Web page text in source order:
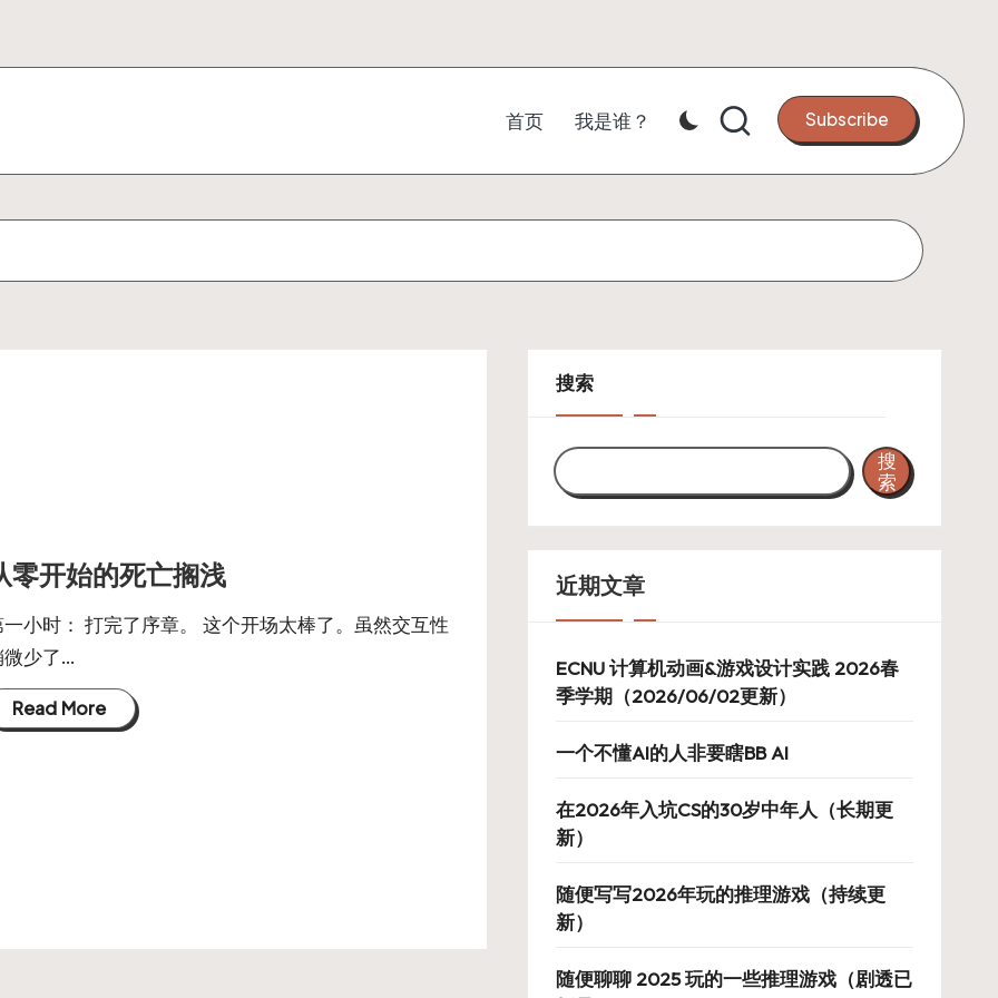
首页 我是谁？ Subscribe
零开始的死亡搁浅
小时： 打完了序章。 这个开场太棒了。虽然交互性
微少了…
Read More
搜索
搜
索
近期文章
ECNU 计算机动画&游戏设计实践 2026春
季学期（2026/06/02更新）
一个不懂AI的人非要瞎BB AI
在2026年入坑CS的30岁中年人（长期更
新）
随便写写2026年玩的推理游戏（持续更
新）
随便聊聊 2025 玩的一些推理游戏（剧透已